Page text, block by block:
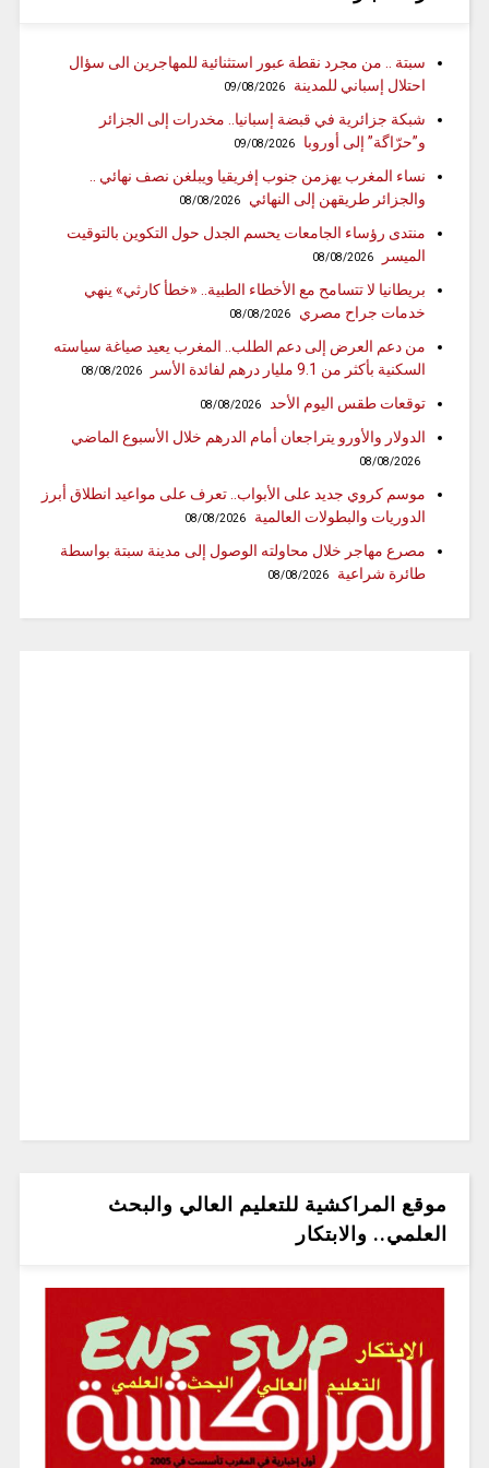
سبتة .. من مجرد نقطة عبور استثنائية للمهاجرين الى سؤال
احتلال إسباني للمدينة
09/08/2026
شبكة جزائرية في قبضة إسبانيا.. مخدرات إلى الجزائر
و”حرّاگة” إلى أوروبا
09/08/2026
نساء المغرب يهزمن جنوب إفريقيا ويبلغن نصف نهائي ..
والجزائر طريقهن إلى النهائي
08/08/2026
منتدى رؤساء الجامعات يحسم الجدل حول التكوين بالتوقيت
الميسر
08/08/2026
بريطانيا لا تتسامح مع الأخطاء الطبية.. «خطأ كارثي» ينهي
خدمات جراح مصري
08/08/2026
من دعم العرض إلى دعم الطلب.. المغرب يعيد صياغة سياسته
السكنية بأكثر من 9.1 مليار درهم لفائدة الأسر
08/08/2026
توقعات طقس اليوم الأحد 08/08/2026
الدولار والأورو يتراجعان أمام الدرهم خلال الأسبوع الماضي
08/08/2026
موسم كروي جديد على الأبواب.. تعرف على مواعيد انطلاق أبرز
الدوريات والبطولات العالمية
08/08/2026
مصرع مهاجر خلال محاولته الوصول إلى مدينة سبتة بواسطة
طائرة شراعية
08/08/2026
موقع المراكشية للتعليم العالي والبحث
العلمي.. والابتكار